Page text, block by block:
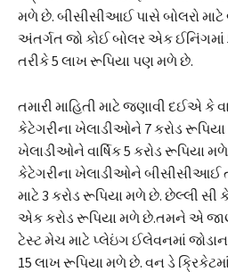
મળે છે. બીસીસીઆઈ પાસે બોલરો
અંતર્ગત જો કોઈ બોલર એક ઈનિંગમાં
તરીકે 5 લાખ રૂપિયા પણ મળે છે.
તમારી માહિતી માટે જણાવી દઈએ કે
કેટેગરીના ખેલાડીઓને 7 કરોડ
ખેલાડીઓને વાર્ષિક 5 કરોડ રૂપિયા
કેટેગરીના ખેલાડીઓને બીસીસીઆઈ
માટે 3 કરોડ રૂપિયા મળે છે. છેલ્લી સી
એક કરોડ રૂપિયા મળે છે.તમને એ
ટેસ્ટ મેચ માટે પ્લેઇંગ ઈલેવનમાં
15 લાખ રૂપિયા મળે છે. વન ડે